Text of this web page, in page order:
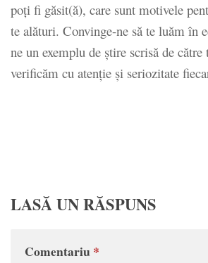
poţi fi găsit(ă), care sunt motivele
te alături. Convinge-ne să te luăm în
ne un exemplu de ştire scrisă de
verificăm cu atenţie şi seriozitate
LASĂ UN RĂSPUNS
Comentariu*